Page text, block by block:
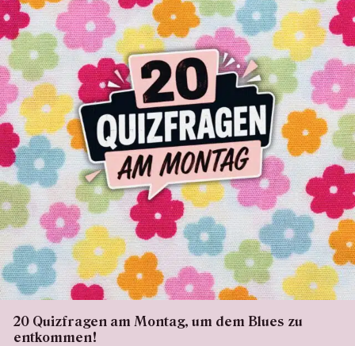
20 Quizfragen am Montag, um dem Blues zu
entkommen!